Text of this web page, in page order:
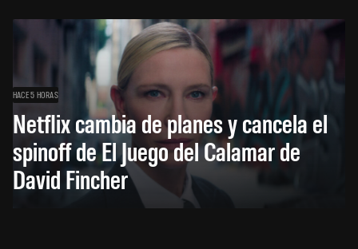
HACE 5 HORAS
Netflix cambia de planes y cancela el
spinoff de El Juego del Calamar de
David Fincher